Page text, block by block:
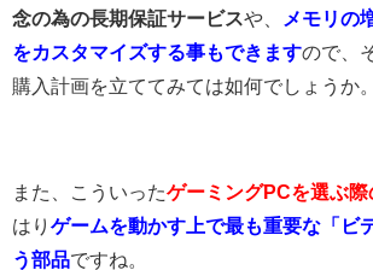
念の為の長期保証サービスや、
メモリの
をカスタマイズする事もできますので、
購入計画を立ててみては如何でしょうか。
また、こういったゲーミングPCを選ぶ際
はり ゲームを動かす上で最も重要な「ビ
う部品ですね。